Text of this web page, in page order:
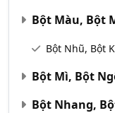
Bột Màu, Bột
Bột Nhũ, Bột
Bột Mì, Bột
Bột Nhang,